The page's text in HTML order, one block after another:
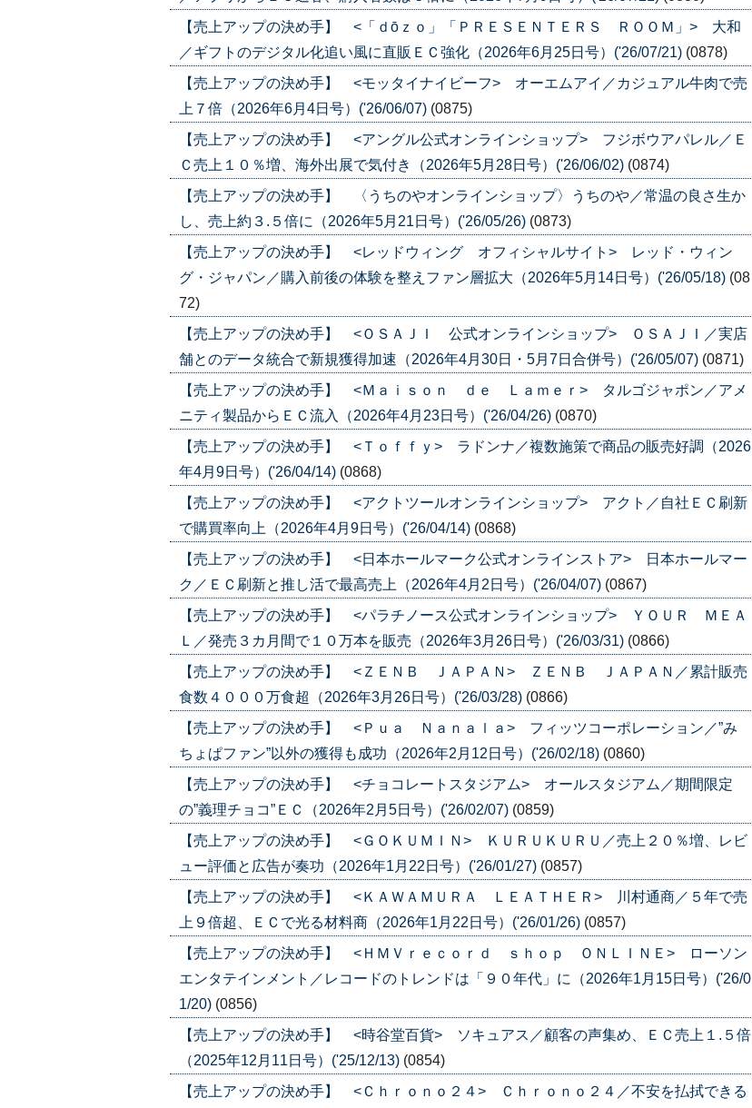
【売上アップの決め手】 <「ｄōｚｏ」「ＰＲＥＳＥＮＴＥＲＳ ＲＯＯＭ」> 大和
／ギフトのデジタル化追い風に直販ＥＣ強化（2026年6月25日号）('26/07/21) (0878)
【売上アップの決め手】 <モッタイナイビーフ> オーエムアイ／カジュアル牛肉で売
上７倍（2026年6月4日号）('26/06/07) (0875)
【売上アップの決め手】 <アングル公式オンラインショップ> フジボウアパレル／Ｅ
Ｃ売上１０％増、海外出展で気付き（2026年5月28日号）('26/06/02) (0874)
【売上アップの決め手】 〈うちのやオンラインショップ〉うちのや／常温の良さ生か
し、売上約３.５倍に（2026年5月21日号）('26/05/26) (0873)
【売上アップの決め手】 <レッドウィング オフィシャルサイト> レッド・ウィン
グ・ジャパン／購入前後の体験を整えファン層拡大（2026年5月14日号）('26/05/18) (08
72)
【売上アップの決め手】 <ＯＳＡＪＩ 公式オンラインショップ> ＯＳＡＪＩ／実店
舗とのデータ統合で新規獲得加速（2026年4月30日・5月7日合併号）('26/05/07) (0871)
【売上アップの決め手】 <Ｍａｉｓｏｎ ｄｅ Ｌａｍｅｒ> タルゴジャポン／アメ
ニティ製品からＥＣ流入（2026年4月23日号）('26/04/26) (0870)
【売上アップの決め手】 <Ｔｏｆｆｙ> ラドンナ／複数施策で商品の販売好調（2026
年4月9日号）('26/04/14) (0868)
【売上アップの決め手】 <アクトツールオンラインショップ> アクト／自社ＥＣ刷新
で購買率向上（2026年4月9日号）('26/04/14) (0868)
【売上アップの決め手】 <日本ホールマーク公式オンラインストア> 日本ホールマー
ク／ＥＣ刷新と推し活で最高売上（2026年4月2日号）('26/04/07) (0867)
【売上アップの決め手】 <パラチノース公式オンラインショップ> ＹＯＵＲ ＭＥＡ
Ｌ／発売３カ月間で１０万本を販売（2026年3月26日号）('26/03/31) (0866)
【売上アップの決め手】 <ＺＥＮＢ ＪＡＰＡＮ> ＺＥＮＢ ＪＡＰＡＮ／累計販売
食数４０００万食超（2026年3月26日号）('26/03/28) (0866)
【売上アップの決め手】 <Ｐｕａ Ｎａｎａｌａ> フィッツコーポレーション／”み
ちょぱファン”以外の獲得も成功（2026年2月12日号）('26/02/18) (0860)
【売上アップの決め手】 <チョコレートスタジアム> オールスタジアム／期間限定
の”義理チョコ”ＥＣ（2026年2月5日号）('26/02/07) (0859)
【売上アップの決め手】 <ＧＯＫＵＭＩＮ> ＫＵＲＵＫＵＲＵ／売上２０％増、レビ
ュー評価と広告が奏功（2026年1月22日号）('26/01/27) (0857)
【売上アップの決め手】 <ＫＡＷＡＭＵＲＡ ＬＥＡＴＨＥＲ> 川村通商／５年で売
上９倍超、ＥＣで光る材料商（2026年1月22日号）('26/01/26) (0857)
【売上アップの決め手】 <ＨＭＶｒｅｃｏｒｄ ｓｈｏｐ ＯＮＬＩＮＥ> ローソン
エンタテインメント／レコードのトレンドは「９０年代」に（2026年1月15日号）('26/0
1/20) (0856)
【売上アップの決め手】 <時谷堂百貨> ソキュアス／顧客の声集め、ＥＣ売上１.５倍
（2025年12月11日号）('25/12/13) (0854)
【売上アップの決め手】 <Ｃｈｒｏｎｏ２４> Ｃｈｒｏｎｏ２４／不安を払拭できる